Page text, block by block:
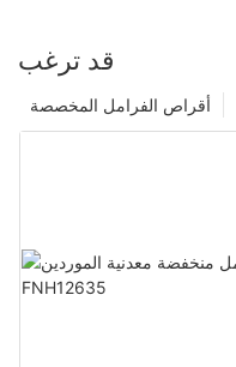
قد ترغب
أقراص الفرامل المخصصة